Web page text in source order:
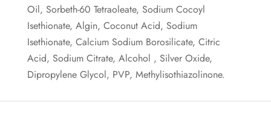
Oil, Sorbeth-60 Tetraoleate, Sodium Cocoyl
Isethionate, Algin, Coconut Acid, Sodium
Isethionate, Calcium Sodium Borosilicate, Citric
Acid, Sodium Citrate, Alcohol , Silver Oxide,
Dipropylene Glycol, PVP, Methylisothiazolinone.